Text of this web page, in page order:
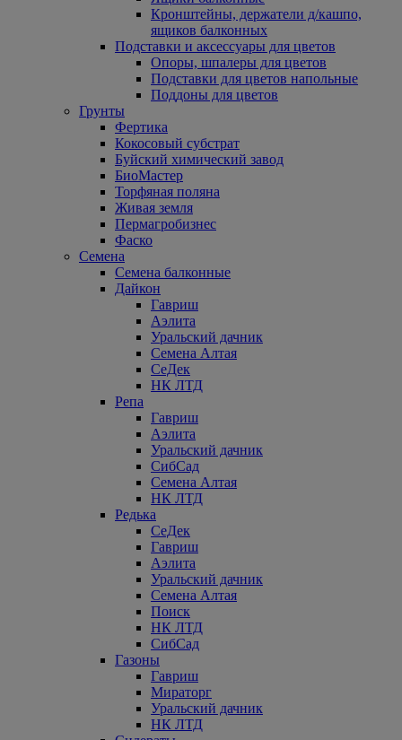
Кронштейны, держатели д/кашпо,
ящиков балконных
Подставки и аксессуары для цветов
Опоры, шпалеры для цветов
Подставки для цветов напольные
Поддоны для цветов
Грунты
Фертика
Кокосовый субстрат
Буйский химический завод
БиоМастер
Торфяная поляна
Живая земля
Пермагробизнес
Фаско
Семена
Семена балконные
Дайкон
Гавриш
Аэлита
Уральский дачник
Семена Алтая
СеДек
НК ЛТД
Репа
Гавриш
Аэлита
Уральский дачник
СибСад
Семена Алтая
НК ЛТД
Редька
СеДек
Гавриш
Аэлита
Уральский дачник
Семена Алтая
Поиск
НК ЛТД
СибСад
Газоны
Гавриш
Мираторг
Уральский дачник
НК ЛТД